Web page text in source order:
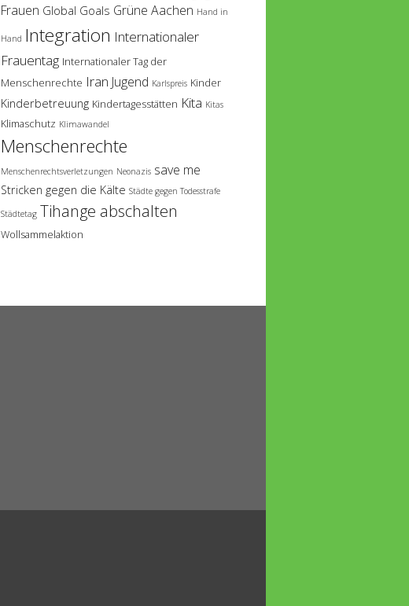
Frauen Global Goals Grüne Aachen Hand in
Hand Integration Internationaler
Frauentag Internationaler Tag der
Menschenrechte Iran Jugend Karlspreis Kinder
Kinderbetreuung Kindertagesstätten Kita Kitas
Klimaschutz Klimawandel
Menschenrechte
Menschenrechtsverletzungen Neonazis save me
Stricken gegen die Kälte Städte gegen Todesstrafe
Städtetag Tihange abschalten
Wollsammelaktion